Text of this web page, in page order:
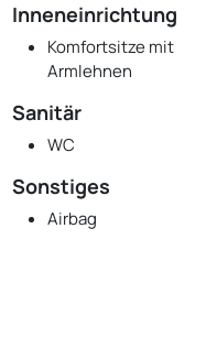
Inneneinrichtung
Komfortsitze mit
Armlehnen
Sanitär
WC
Sonstiges
Airbag